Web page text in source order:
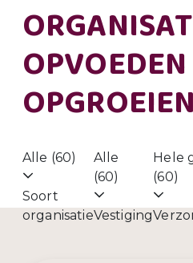
OPGROEIEN
Alle (60)
Soort
organisatie
Alle
(60)
Vestiging
Hele
(60)